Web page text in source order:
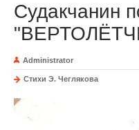
Судакчанин
Administrator
Стихи Э. Чеглякова